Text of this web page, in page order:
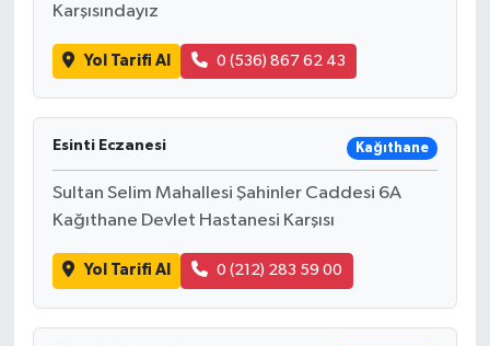
Karşısındayız
Yol Tarifi Al 0 (536) 867 62 43
Esinti Eczanesi Kağıthane
Sultan Selim Mahallesi Şahinler Caddesi 6A
Kağıthane Devlet Hastanesi Karşısı
Yol Tarifi Al 0 (212) 283 59 00